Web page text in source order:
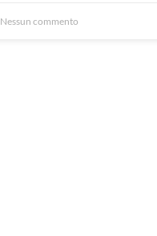
Nessun commento